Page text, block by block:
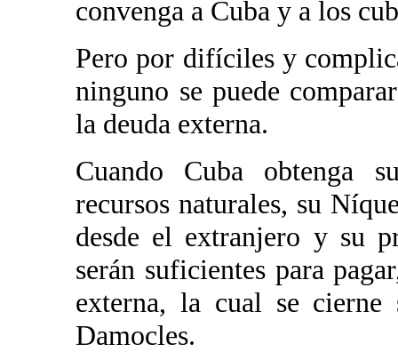
convenga a Cuba y a los
Pero por difíciles y
ninguno se puede
la deuda externa.
Cuando Cuba obtenga
recursos naturales, su
desde el extranjero y su
serán suficientes para
externa, la cual se
Damocles.